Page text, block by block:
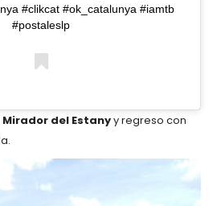
#clikcat #ok_catalunya #iamtb
#postaleslp
Mirador del Estanyy regreso con